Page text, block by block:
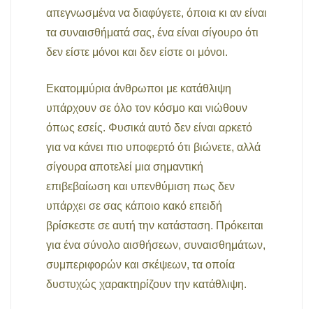
απεγνωσμένα να διαφύγετε, όποια κι αν είναι
τα συναισθήματά σας, ένα είναι σίγουρο ότι
δεν είστε μόνοι και δεν είστε οι μόνοι.
Εκατομμύρια άνθρωποι με κατάθλιψη
υπάρχουν σε όλο τον κόσμο και νιώθουν
όπως εσείς. Φυσικά αυτό δεν είναι αρκετό
για να κάνει πιο υποφερτό ότι βιώνετε, αλλά
σίγουρα αποτελεί μια σημαντική
επιβεβαίωση και υπενθύμιση πως δεν
υπάρχει σε σας κάποιο κακό επειδή
βρίσκεστε σε αυτή την κατάσταση. Πρόκειται
για ένα σύνολο αισθήσεων, συναισθημάτων,
συμπεριφορών και σκέψεων, τα οποία
δυστυχώς χαρακτηρίζουν την κατάθλιψη.